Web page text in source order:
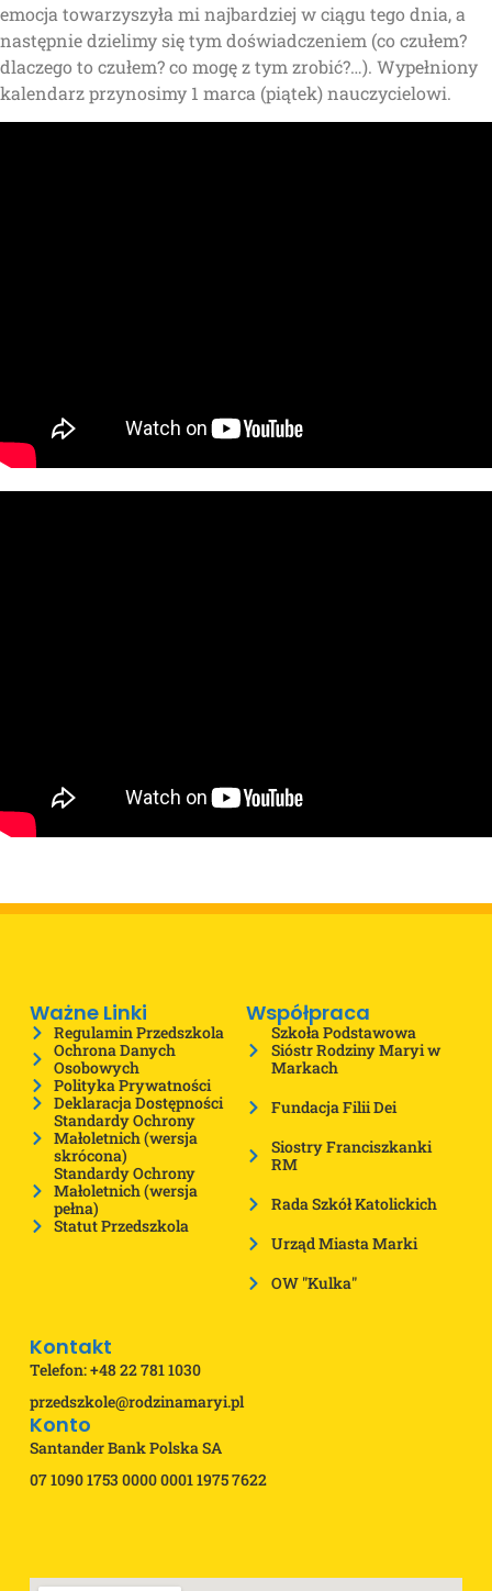
emocja towarzyszyła mi najbardziej w ciągu tego dnia, a
następnie dzielimy się tym doświadczeniem (co czułem?
dlaczego to czułem? co mogę z tym zrobić?…). Wypełniony
kalendarz przynosimy 1 marca (piątek) nauczycielowi.
Ważne Linki
Regulamin Przedszkola
Ochrona Danych
Osobowych
Polityka Prywatności
Deklaracja Dostępności
Standardy Ochrony
Małoletnich (wersja
skrócona)
Standardy Ochrony
Małoletnich (wersja
pełna)
Statut Przedszkola
Współpraca
Szkoła Podstawowa
Sióstr Rodziny Maryi w
Markach
Fundacja Filii Dei
Siostry Franciszkanki
RM
Rada Szkół Katolickich
Urząd Miasta Marki
OW "Kulka"
Kontakt
Telefon: +48 22 781 1030
przedszkole@rodzinamaryi.pl
Konto
Santander Bank Polska SA
07 1090 1753 0000 0001 1975 7622